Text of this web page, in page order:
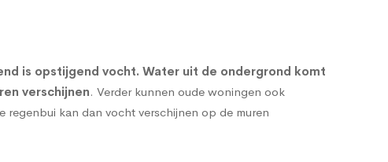
is opstijgend vocht. Water uit de ondergrond komt
verschijnen. Verder kunnen oude woningen ook
kan dan vocht verschijnen op de muren